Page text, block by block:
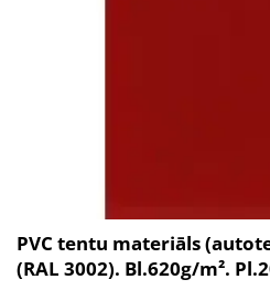
PVC tentu materiāls
(RAL 3002). Bl.620g/m².